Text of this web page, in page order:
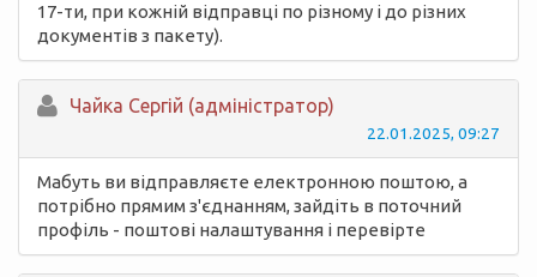
17-ти, при кожній відправці по різному і до різних
документів з пакету).
Чайка Сергій (адміністратор)
22.01.2025, 09:27
Мабуть ви відправляєте електронною поштою, а
потрібно прямим з'єднанням, зайдіть в поточний
профіль - поштові налаштування і перевірте